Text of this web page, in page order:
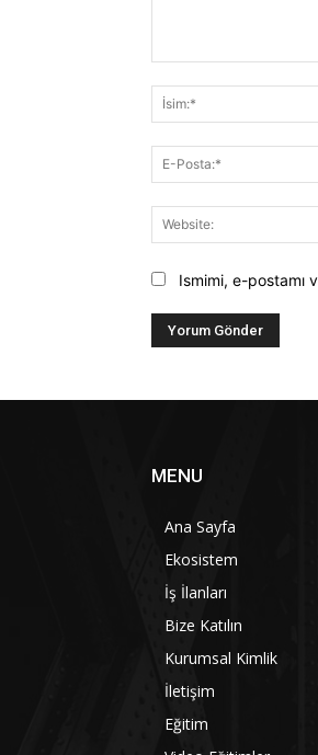
Ismimi, e-postamı
MENU
Ana Sayfa
Ekosistem
İş İlanları
Bize Katılın
Kurumsal Kimlik
İletişim
Eğitim